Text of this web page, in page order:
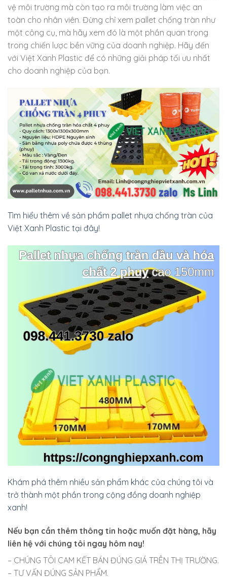
vệ môi trường mà còn tạo ra môi trường làm việc an
toàn cho nhân viên. Đừng chỉ xem pallet chống tràn như
một công cụ, mà hãy xem đó là một phần quan trọng
trong chiến lược bền vững của doanh nghiệp. Hãy đến
với Việt Xanh Plastic để có những giải pháp tối ưu nhất
cho doanh nghiệp của bạn.
Tìm hiểu thêm về sản phẩm pallet nhựa chống tràn của
Việt Xanh Plastic tại đây!
Khám phá thêm nhiều sản phẩm khác của chúng tôi và
trở thành một phần trong cộng đồng doanh nghiệp
xanh!
Nếu bạn cần thêm thông tin hoặc muốn đặt hàng, hãy
liên hệ với chúng tôi ngay hôm nay!
– CHÚNG TÔI CAM KẾT BÁN ĐÚNG GIÁ TRÊN THỊ TRƯỜNG.
– TƯ VẤN ĐÚNG SẢN PHẨM.